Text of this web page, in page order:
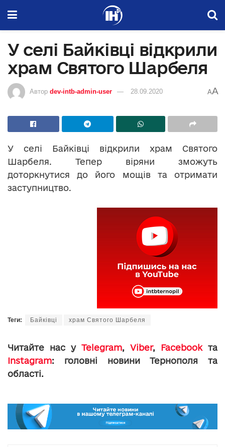
У селі Байківці відкрили
храм Святого Шарбеля
Автор dev-intb-admin-user 28.09.2020 AA
У селі Байківці відкрили храм Святого
Шарбеля. Тепер віряни зможуть
доторкнутися до його мощів та отримати
заступництво.
Теги: Байківці храм Святого Шарбеля
Читайте нас у Telegram, Viber, Facebookта
Instagram: головні новини Тернополя та
області.